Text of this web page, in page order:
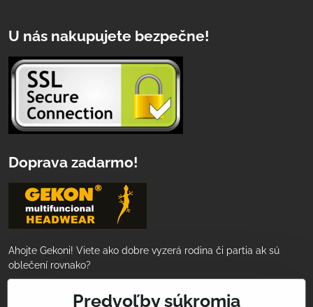
U nás nakupujete bezpečne!
Doprava zadarmo!
Ahojte Gekoni! Viete ako dobre vyzerá rodina či partia ak sú
oblečení rovnako?
Nakúpte za 50€ a tovar Vám doručíme
Predvoľby súkromia